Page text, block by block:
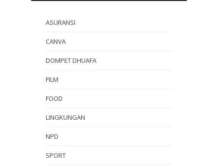
ASURANSI
CANVA
DOMPET DHUAFA
FILM
FOOD
LINGKUNGAN
NPD
SPORT